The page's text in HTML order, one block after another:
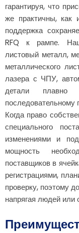
гарантируя, что
же практичны,
поддержка
RFQ к рампе.
листовый металл,
металлического
лазера с ЧПУ,
детали плавно
последовательному
Когда право
специального
изменениями и
мощность
поставщиков в
регистрациями,
проверку, поэтому
напрягая людей или